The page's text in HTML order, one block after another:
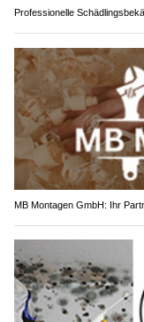
Professionelle
MB Montagen GmbH: Ihr